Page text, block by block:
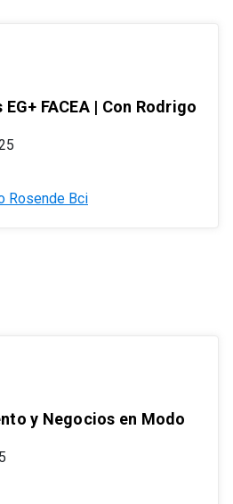
FACEA | Con Rodrigo
Rosende Bci
y Negocios en Modo